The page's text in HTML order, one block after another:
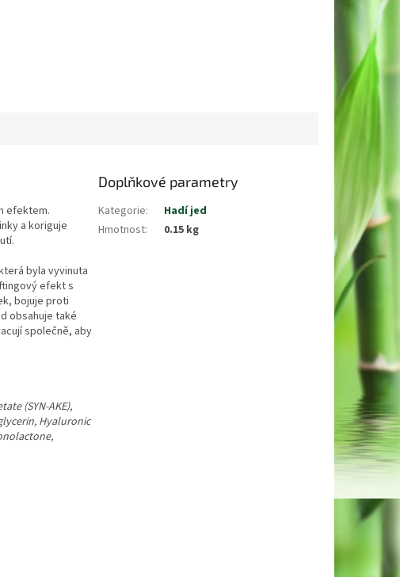
efektem.
a koriguje
byla vyvinuta
efekt s
bojuje proti
obsahuje také
společně, aby
(SYN-AKE),
Hyaluronic
Doplňkové parametry
Kategorie:
Hadí jed
Hmotnost: 0.15 kg